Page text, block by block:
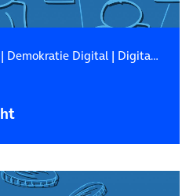
Demokratie Digital| Digitale Zukunft